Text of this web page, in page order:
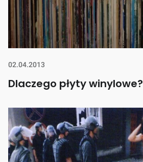
02.04.2013
Dlaczego płyty winylowe?